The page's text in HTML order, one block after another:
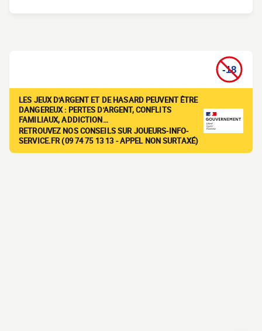
LES JEUX D'ARGENT ET DE HASARD PEUVENT ÊTRE
DANGEREUX : PERTES D'ARGENT, CONFLITS
FAMILIAUX, ADDICTION…
RETROUVEZ NOS CONSEILS SUR JOUEURS-INFO-
SERVICE.FR (09 74 75 13 13 - APPEL NON SURTAXÉ)